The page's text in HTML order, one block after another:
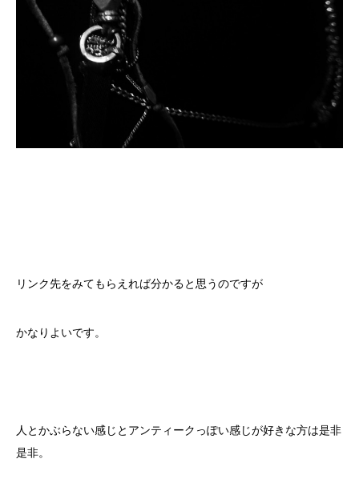
リンク先をみてもらえれば分かると思うのですが
かなりよいです。
人とかぶらない感じとアンティークっぽい感じが好きな方は是非
是非。